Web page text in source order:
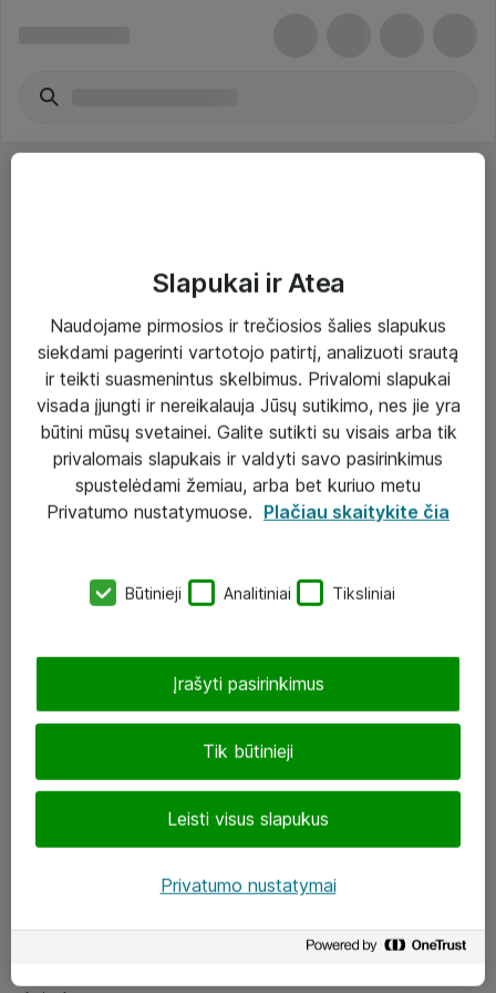
Paslaugos
Sprendimai
Įgyvendinti projektai
Atea ekspertų patarimai verslui
eShop@atea.lt
LinkedIn
Slapukai ir Atea
Naudojame pirmosios ir trečiosios šalies slapukus
siekdami pagerinti vartotojo patirtį, analizuoti srautą
ir teikti suasmenintus skelbimus. Privalomi slapukai
visada įjungti ir nereikalauja Jūsų sutikimo, nes jie yra
būtini mūsų svetainei. Galite sutikti su visais arba tik
privalomais slapukais ir valdyti savo pasirinkimus
spustelėdami žemiau, arba bet kuriuo metu
Privatumo nustatymuose. Plačiau skaitykite čia
Būtinieji Analitiniai Tiksliniai
Tik būtinieji
Leisti visus slapukus
Įrašyti pasirinkimus
Privatumo nustatymai